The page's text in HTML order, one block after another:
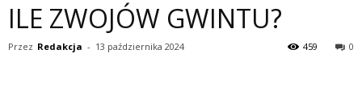
ILE ZWOJÓW GWINTU?
Przez Redakcja - 13 października 2024 0
459